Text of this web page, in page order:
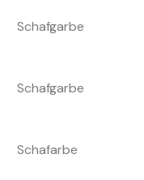
Schafgarbe
Schafgarbe
Schafarbe